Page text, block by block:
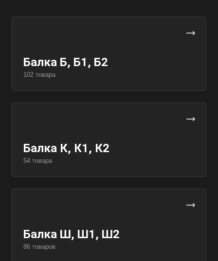
Балка Б, Б1, Б2
102 товара
Балка К, К1, К2
54 товара
Балка Ш, Ш1, Ш2
86 товаров